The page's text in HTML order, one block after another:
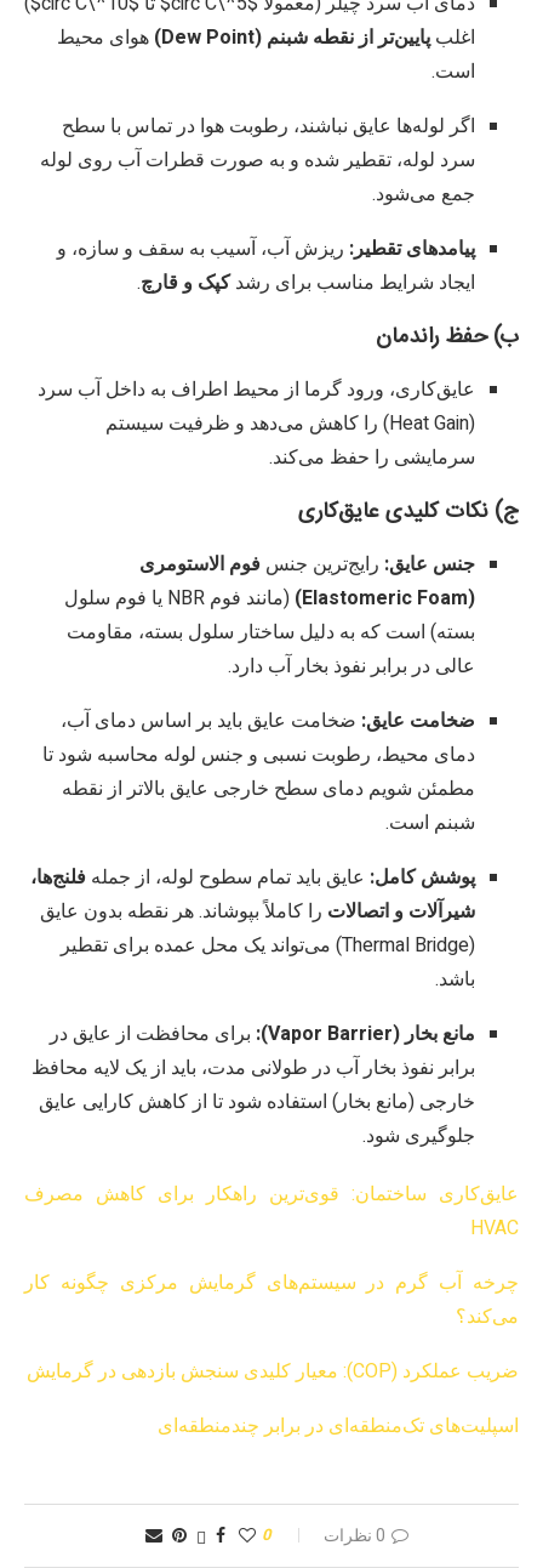
اغلبپایین‌تر از نقطه شبنم (Dew Point)
هوای محیط
است.
اگر لوله‌ها عایق نباشند، رطوبت هوا در تماس با سطح
سرد لوله، تقطیر شده و به صورت قطرات آب روی لوله
جمع می‌شود.
پیامدهای تقطیر: ریزش آب، آسیب به سقف و سازه، و
ایجاد شرایط مناسب برای رشدکپک و قارچ.
ب) حفظ راندمان
عایق‌کاری، ورود گرما از محیط اطراف به داخل آب سرد
(Heat Gain) را کاهش می‌دهد و ظرفیت سیستم
سرمایشی را حفظ می‌کند.
ج) نکات کلیدی عایق‌کاری
جنس عایق: رایج‌ترین جنس فوم الاستومری
(Elastomeric Foam)
(مانند فوم NBR یا فوم سلول
بسته) است که به دلیل ساختار سلول بسته، مقاومت
عالی در برابر نفوذ بخار آب دارد.
ضخامت عایق: ضخامت عایق باید بر اساس دمای آب،
دمای محیط، رطوبت نسبی و جنس لوله محاسبه شود تا
مطمئن شویم دمای سطح خارجی عایق بالاتر از نقطه
شبنم است.
پوشش کامل: عایق باید تمام سطوح لوله، از جمله فلنج‌ها،
شیرآلات و اتصالات را کاملاً بپوشاند. هر نقطه بدون عایق
(Thermal Bridge) می‌تواند یک محل عمده برای تقطیر
باشد.
مانع بخار (Vapor Barrier):
برای محافظت از عایق در
برابر نفوذ بخار آب در طولانی مدت، باید از یک لایه محافظ
خارجی (مانع بخار) استفاده شود تا از کاهش کارایی عایق
جلوگیری شود.
عایق‌کاری ساختمان: قوی‌ترین راهکار برای کاهش مصرف
HVAC
چرخه آب گرم در سیستم‌های گرمایش مرکزی چگونه کار
می‌کند؟
ضریب عملکرد (COP): معیار کلیدی سنجش بازدهی در گرمایش
اسپلیت‌های تک‌منطقه‌ای در برابر چندمنطقه‌ای
0 نظرات 0